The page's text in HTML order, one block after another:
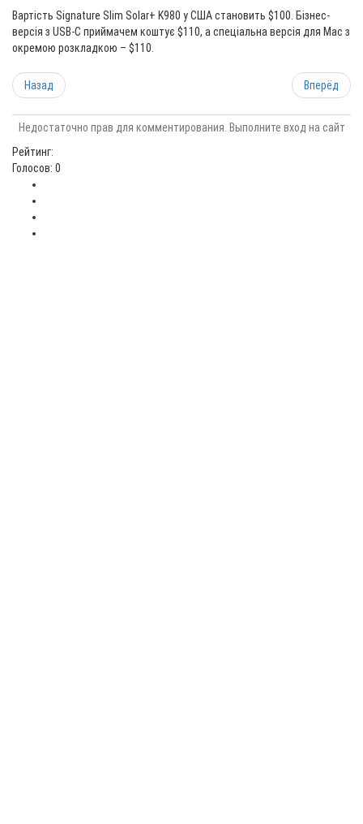
Вартість Signature Slim Solar+ K980 у США становить $100. Бізнес-
версія з USB-C приймачем коштує $110, а спеціальна версія для Mac з
окремою розкладкою – $110.
Назад Вперёд
Недостаточно прав для комментирования. Выполните вход на сайт
Рейтинг:
Голосов: 0